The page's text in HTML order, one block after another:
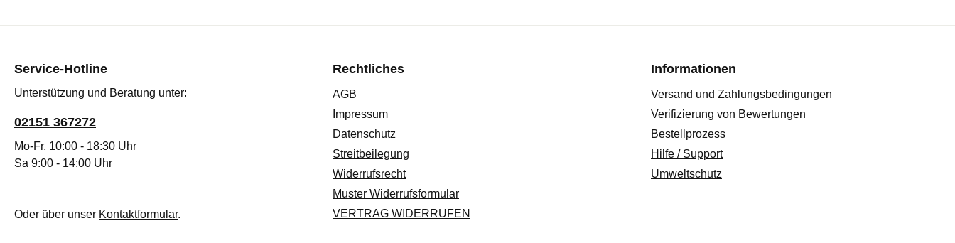
Service-Hotline
Unterstützung und Beratung unter:
02151 367272
Mo-Fr, 10:00 - 18:30 Uhr
Sa 9:00 - 14:00 Uhr
Oder über unser Kontaktformular.
Rechtliches
AGB
Impressum
Datenschutz
Streitbeilegung
Widerrufsrecht
Muster Widerrufsformular
VERTRAG WIDERRUFEN
Informationen
Versand und Zahlungsbedingungen
Verifizierung von Bewertungen
Bestellprozess
Hilfe / Support
Umweltschutz